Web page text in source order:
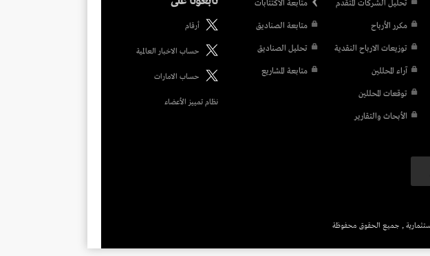
تحليل الشركات المتقدم
مكرر الأرباح
توزيعات الارباح النقدية
آراء المحللين
توقعات المحللين
الأبحاث والتقارير
متابعة الاكتتابات
متابعة الصناديق
تحليل الصناديق
متابعة المشاريع
أرقام
حساب الاخبار العالمية
حساب الامارات
نظام تمييز الأعضاء